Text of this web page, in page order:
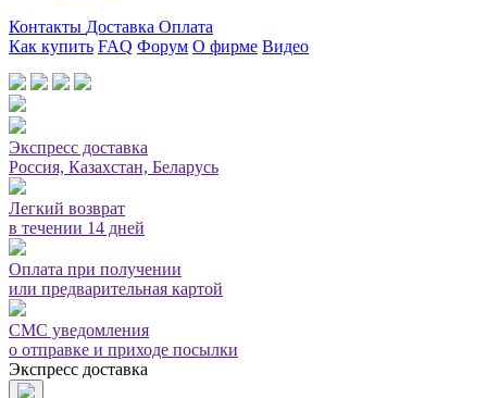
Контакты Доставка Оплата
Как купить FAQ Форум О фирме Видео
Экспресс доставка
Россия, Казахстан, Беларусь
Легкий возврат
в течении 14 дней
Оплата при получении
или предварительная картой
СМС уведомления
о отправке и приходе посылки
Экспресс доставка